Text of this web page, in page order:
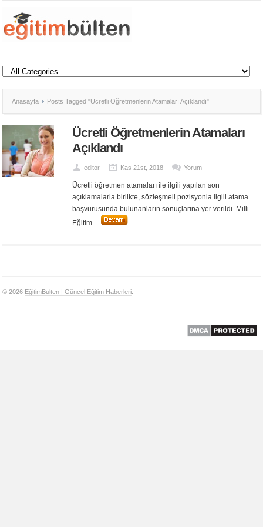
Anasayfa Posts Tagged "Ücretli Öğretmenlerin Atamaları Açıklandı"
Ücretli Öğretmenlerin Atamaları
Açıklandı
editor Kas 21st, 2018 Yorum
Ücretli öğretmen atamaları ile ilgili yapılan son
açıklamalarla birlikte, sözleşmeli pozisyonla ilgili atama
başvurusunda bulunanların sonuçlarına yer verildi. Milli
Eğitim ...
© 2026 EğitimBulten | Güncel Eğitim Haberleri